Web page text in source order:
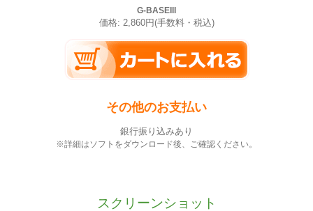
G-BASEIII
価格: 2,860円(手数料・税込)
その他のお支払い
銀行振り込みあり
※詳細はソフトをダウンロード後、ご確認ください。
スクリーンショット